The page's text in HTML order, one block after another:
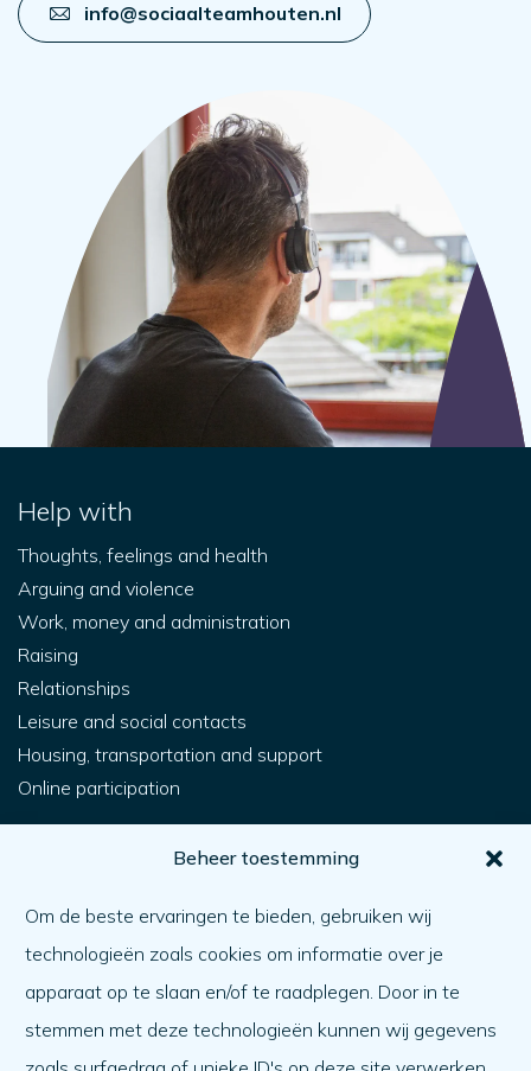
Beheer toestemming
Om de beste ervaringen te bieden, gebruiken wij
technologieën zoals cookies om informatie over je
apparaat op te slaan en/of te raadplegen. Door in te
stemmen met deze technologieën kunnen wij gegevens
info@sociaalteamhouten.nl
Help with
Thoughts, feelings and health
Arguing and violence
Work, money and administration
Raising
Relationships
Leisure and social contacts
Housing, transportation and support
Online participation
What matters
Agenda